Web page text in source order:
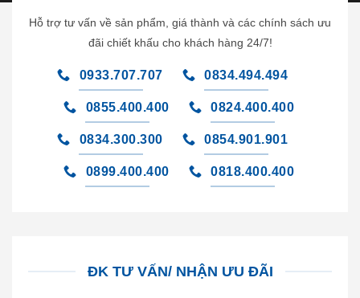
Hỗ trợ tư vấn về sản phẩm, giá thành và các chính sách ưu
đãi chiết khấu cho khách hàng 24/7!
0933.707.707 0834.494.494
0855.400.400 0824.400.400
0834.300.300 0854.901.901
0899.400.400 0818.400.400
ĐK TƯ VẤN/ NHẬN ƯU ĐÃI